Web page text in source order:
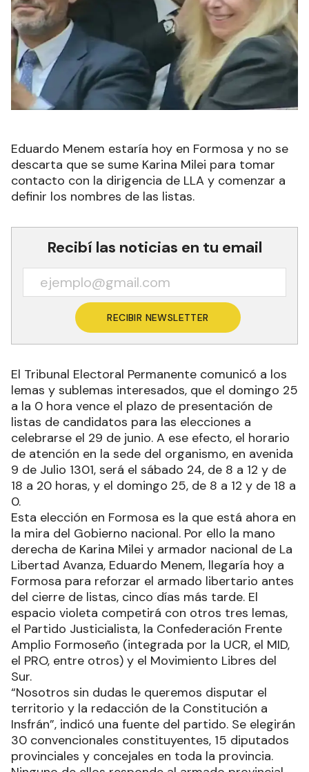
Eduardo Menem estaría hoy en Formosa y no se
descarta que se sume Karina Milei para tomar
contacto con la dirigencia de LLA y comenzar a
definir los nombres de las listas.
Recibí las noticias en tu email
RECIBIR NEWSLETTER
El Tribunal Electoral Permanente comunicó a los
lemas y sublemas interesados, que el domingo 25
a la 0 hora vence el plazo de presentación de
listas de candidatos para las elecciones a
celebrarse el 29 de junio. A ese efecto, el horario
de atención en la sede del organismo, en avenida
9 de Julio 1301, será el sábado 24, de 8 a 12 y de
18 a 20 horas, y el domingo 25, de 8 a 12 y de 18 a
0.
Esta elección en Formosa es la que está ahora en
la mira del Gobierno nacional. Por ello la mano
derecha de Karina Milei y armador nacional de La
Libertad Avanza, Eduardo Menem, llegaría hoy a
Formosa para reforzar el armado libertario antes
del cierre de listas, cinco días más tarde. El
espacio violeta competirá con otros tres lemas,
el Partido Justicialista, la Confederación Frente
Amplio Formoseño (integrada por la UCR, el MID,
el PRO, entre otros) y el Movimiento Libres del
Sur.
“Nosotros sin dudas le queremos disputar el
territorio y la redacción de la Constitución a
Insfrán”, indicó una fuente del partido. Se elegirán
30 convencionales constituyentes, 15 diputados
provinciales y concejales en toda la provincia.